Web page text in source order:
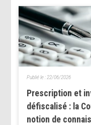
Prescription et
défiscalisé : la
notion de
Publié le : 22/06/2026